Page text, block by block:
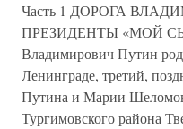
Часть 1 ДОРОГА
ПРЕЗИДЕНТЫ «МОЙ
Владимирович Путин
Ленинграде, третий,
Путина и Марии
Тургимовского района